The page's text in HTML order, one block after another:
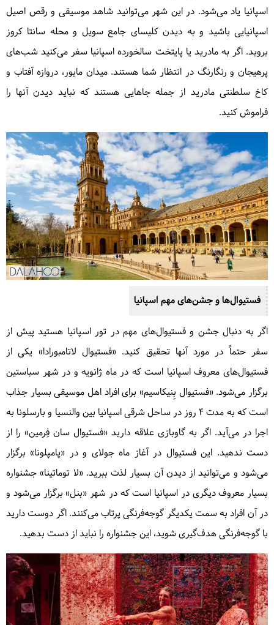
اسپانیا یاد می‌شود. در این شهر می‌توانید شاهد موسیقی و رقص اصیل
اسپانیایی باشید و به دیدن کلیسای جامع سویل و محله سانتا کروز
بروید. اگر به مادرید یا پایتخت سالخورده اسپانیا سفر می‌کنید شب‌های
پرهیجان و رنگارنگ در انتظار شما هستند. میدان مایور، دروازه آفتاب و
کاخ سلطنتی مادرید از جمله جاهایی هستند که نباید دیدن آنها را
فراموش کنید.
فستیوال‌ها و جشن‌های مهم اسپانیا
اگر به دنبال جشن و فستیوال‌های مهم در تور اسپانیا هستید پیش از
سفر حتماً در مورد آنها تحقیق کنید. «فستیوال لاتامبورادا» یکی از
فستیوال‌های معروف اسپانیا است که در ماه ژانویه و در شهر سباستین
برگزار می‌شود. «فستیوال بِنیکاسیم» برای افراد اهل موسیقی بسیار جذاب
است که به مدت ۴ روز در ساحل شرقی اسپانیا بین والنسیا و بارسلونا به
اجرا در می‌آید. اگر به گاوبازی علاقه دارید «فستیوال سان فِرمین» را از
دست ندهید. این فستیوال در آغاز ماه جولای و در «پامپلونا» برگزار
می‌شود و می‌توانید از دیدن آن بسیار لذت ببرید. «لا توماتینا» جشنواره
بسیار معروف دیگری در اسپانیا است که در شهر «بنل» برگزار می‌شود و
در آن افراد به سمت یکدیگر گوجه‌فرنگی پرتاب می‌کنند. اگر دوست دارید
با گوجه‌فرنگی هدف‌گیری شوید، این جشنواره را نباید از دست بدهید.